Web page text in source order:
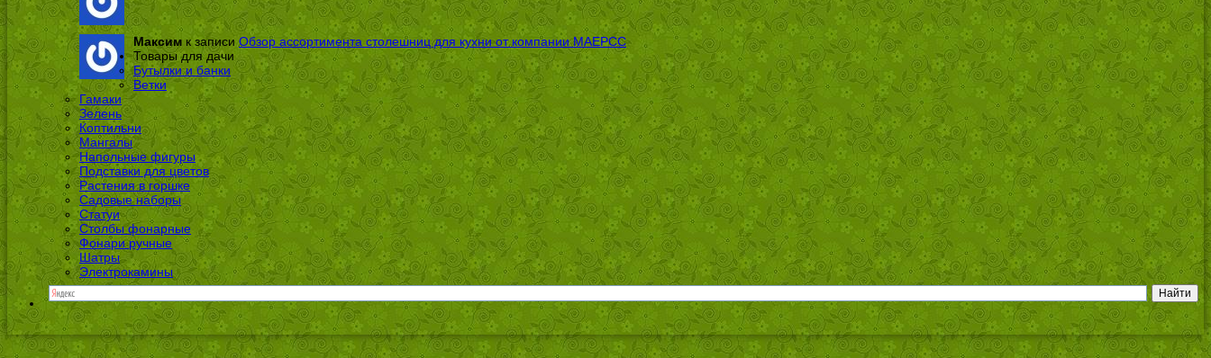
Максим к записи Обзор ассортимента столешниц для кухни от компании МАЕРСС
Товары для дачи
Бутылки и банки
Ветки
Гамаки
Зелень
Коптильни
Мангалы
Напольные фигуры
Подставки для цветов
Растения в горшке
Садовые наборы
Статуи
Столбы фонарные
Фонари ручные
Шатры
Электрокамины